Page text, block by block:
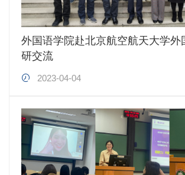
外国语学院赴北京航空航天大学外
研交流
2023-04-04